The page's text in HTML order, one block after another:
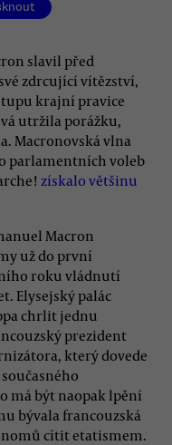
slavil před
zdrcující vítězství,
krajní pravice
utržila porážku,
Macronovská vlna
parlamentních voleb
získalo většinu
Macron
už do první
roku vládnutí
Elysejský palác
chrlit jednu
prezident
který dovede
má být naopak lpění
bývala francouzská
cítit etatismem.